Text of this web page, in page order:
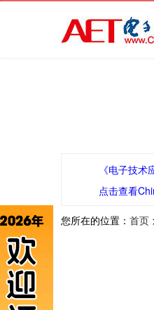
《电子技
点击查看
您所在的位置： 首页